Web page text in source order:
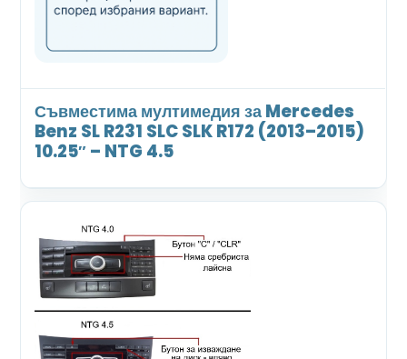
Съвместима мултимедия за Mercedes
Benz SL R231 SLC SLK R172 (2013–2015)
10.25″ – NTG 4.5